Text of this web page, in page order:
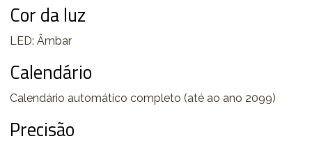
Cor da luz
LED: Âmbar
Calendário
Calendário automático completo (até ao ano 2099)
Precisão